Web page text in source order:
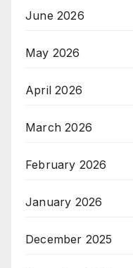
June 2026
May 2026
April 2026
March 2026
February 2026
January 2026
December 2025